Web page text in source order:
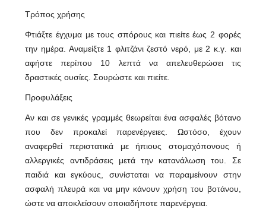
Τρόπος χρήσης
Φτιάξτε έγχυμα με τους σπόρους και πιείτε έως 2 φορές
την ημέρα. Αναμείξτε 1 φλιτζάνι ζεστό νερό, με 2 κ.γ. και
αφήστε περίπου 10 λεπτά να απελευθερώσει τις
δραστικές ουσίες. Σουρώστε και πιείτε.
Προφυλάξεις
Αν και σε γενικές γραμμές θεωρείται ένα ασφαλές βότανο
που δεν προκαλεί παρενέργειες. Ωστόσο, έχουν
αναφερθεί περιστατικά με ήπιους στομαχόπονους ή
αλλεργικές αντιδράσεις μετά την κατανάλωση του. Σε
παιδιά και εγκύους, συνίσταται να παραμείνουν στην
ασφαλή πλευρά και να μην κάνουν χρήση του βοτάνου,
ώστε να αποκλείσουν οποιαδήποτε παρενέργεια.